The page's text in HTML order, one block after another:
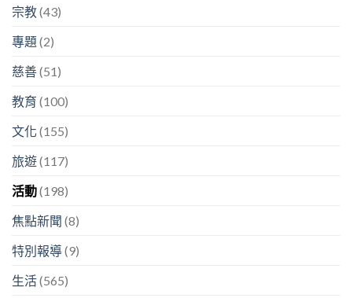
宗教(43)
專題(2)
慈善(51)
教育 (100)
文化 (155)
旅遊(117)
活動(198)
焦點新聞 (8)
特別報導(9)
生活(565)